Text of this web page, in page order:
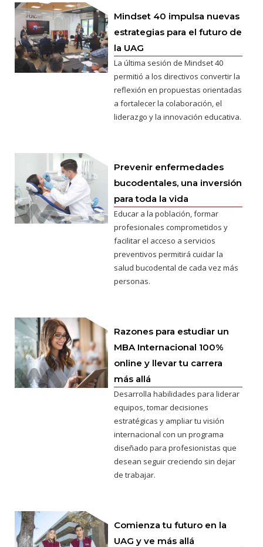
Mindset 40 impulsa nuevas
estrategias para el futuro de
la UAG
La última sesión de Mindset 40
permitió a los directivos convertir la
reflexión en propuestas orientadas
a fortalecer la colaboración, el
liderazgo y la innovación educativa.
Prevenir enfermedades
bucodentales, una inversión
para toda la vida
Educar a la población, formar
profesionales comprometidos y
facilitar el acceso a servicios
preventivos permitirá cuidar la
salud bucodental de cada vez más
personas.
Razones para estudiar un
MBA Internacional 100%
online y llevar tu carrera
más allá
Desarrolla habilidades para liderar
equipos, tomar decisiones
estratégicas y ampliar tu visión
internacional con un programa
diseñado para profesionistas que
desean seguir creciendo sin dejar
de trabajar.
Comienza tu futuro en la
UAG y ve más allá